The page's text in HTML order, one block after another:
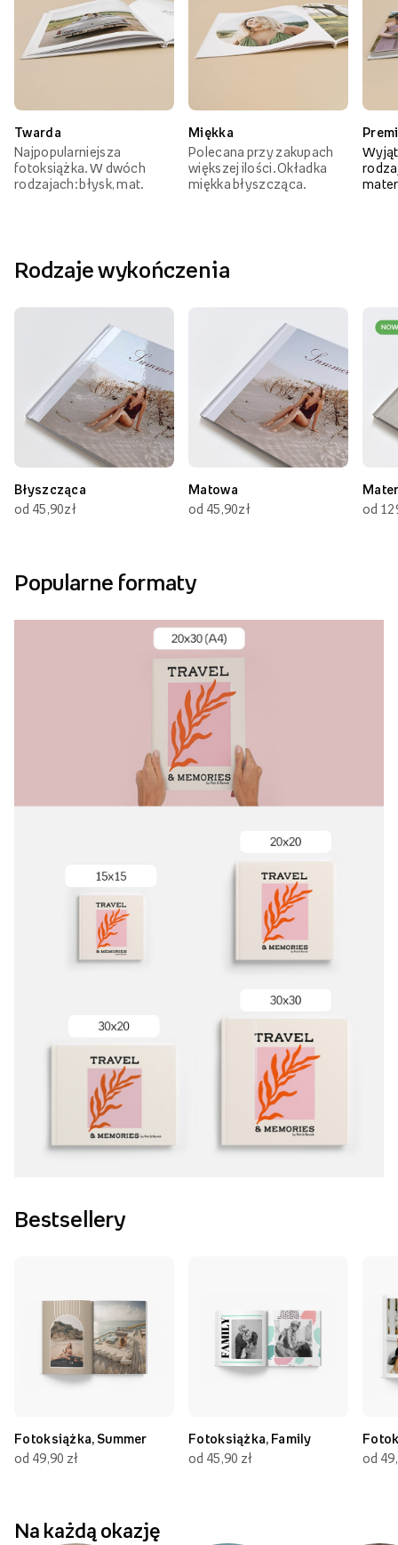
Twarda
Najpopularniejsza
fotoksiążka. W dwóch
rodzajach: błysk, mat.
Miękka
Polecana przy zakupach
większej ilości. Okładka
miękka błyszcząca.
Rodzaje wykończenia
Błyszcząca
od 45,90zł
Matowa
od 45,90zł
od
Popularne formaty
Bestsellery
Fotoksiążka, Summer
od 49,90 zł
Fotoksiążka, Family
od 45,90 zł
od
Na każdą okazję